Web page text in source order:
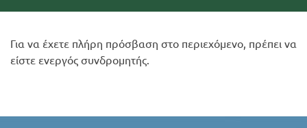
Για να έχετε πλήρη πρόσβαση στο περιεχόμενο, πρέπει να
είστε ενεργός συνδρομητής.